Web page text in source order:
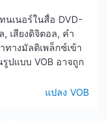
นเนอร์ในสื่อ DVD-
เสียงดิจิตอล, คำ
ทางมัลติเพล็กซ์เข้า
ปแบบ VOB อาจถูก
แปลง VOB